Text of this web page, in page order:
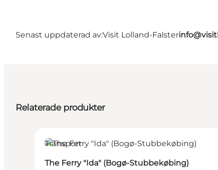
Senast uppdaterad av:Visit Lolland-Falster
Relaterade produkter
Transport
The Ferry "Ida" (Bogø-Stubbekøbing)